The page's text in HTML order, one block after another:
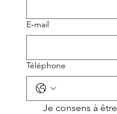
E‑mail
Téléphone
Je consens à être